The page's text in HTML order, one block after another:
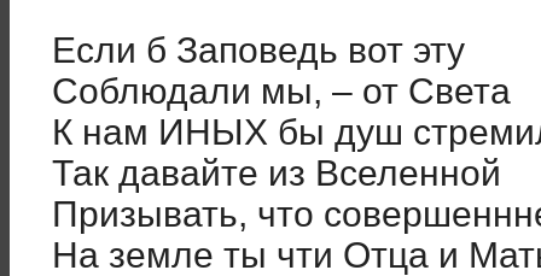
Если б Заповедь вот эту
Соблюдали мы, – от Света
К нам ИНЫХ бы душ
Так давайте из Вселенной
Призывать, что
На земле ты чти Отца и